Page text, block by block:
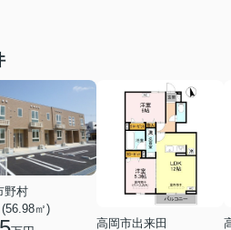
野村
㎡)
高岡市出来田